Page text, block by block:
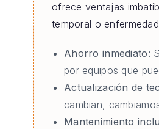
ofrece ventajas
temporal o
Ahorro inmediato:
por equipos que
Actualización de
cambian,
Mantenimiento